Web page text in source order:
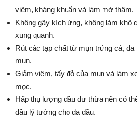
viêm, kháng khuẩn và làm mờ thâm.
Không gây kích ứng, không làm khô
xung quanh.
Rút các tạp chất từ mụn trứng cá, da
mụn.
Giảm viêm, tấy đỏ của mụn và làm
mọc.
Hấp thụ lượng dầu dư thừa nên có
dầu lý tưởng cho da dầu.